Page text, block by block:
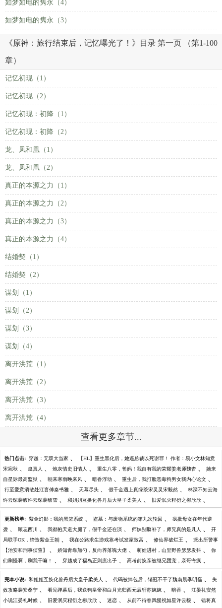
如梦如电的隽永（4）
如梦如电的隽永（3）
《原神：旅行结束后，记忆曝光了！》目录 第一页 （第1-100
章）
记忆初现（1）
记忆初现（2）
记忆初现：初降（1）
记忆初现：初降（2）
龙、凤和凰（1）
龙、凤和凰（2）
真正的本源之力（1）
真正的本源之力（2）
真正的本源之力（3）
真正的本源之力（4）
结婚契（1）
结婚契（2）
谋划（1）
谋划（2）
谋划（3）
谋划（4）
离开洪荒（1）
离开洪荒（2）
离开洪荒（3）
离开洪荒（4）
查看更多章节...
热门点击: 穿越：无双大当家 、 【HL】重生黑化后，她逼总裁以死谢罪！ 作者：易小文林知意
宋宛秋 、 蛊真人 、 炮灰情史旧情人 、 重生八零，爸妈！我自有我的荣耀姜老师魏杳 、 她来
自星际最高监狱 、 朝来寒雨晚来风 、 暗香浮动 、 重生后，我打脸恶毒狗男女我内心论文 、
行至爱意消散处江言傅秦书雅 、 天幕尽头 、 假千金遇上真绿茶宋灵灵宋毅然 、 林深不知云海
许云琛裴馥许云琛裴馥雪 、 和姐姐互换化兽丹后大皇子柔美人 、 旧爱泯灭程衍之柳欣欣 、
更新榜单: 紫金幻影：我的黑篮系统 、 盗墓：与废物系统的第九次轮回 、 疯批母女在年代逆
袭 、 顾忘西川 、 我都抱天道大腿了，假千金还在演 、 师妹别脑补了，师兄真的是凡人 、 开
局联手OK，缔造紫金王朝 、 我在公路求生游戏靠考试发家致富 、 修仙界破烂王 、 派出所警事
【治安和刑事侦查】 、 娇知青靠颠勺，反向养落魄大佬 、 萌娃进村，山里野兽瑟瑟发抖 、 你
们刷怪啊，刷我干嘛！ 、 穿越成了福岛正则庶出子 、 高考前换亲被继兄团宠，亲哥悔疯 、
完本小说: 和姐姐互换化兽丹后大皇子柔美人 、 代码被掉包后，销冠不干了魏南晨季明磊 、 失
效攻略裴安桑宁 、 看见弹幕后，我送狗皇帝和白月光归西元辰轩苏婉婉 、 暗香 、 江晏礼安然
小说江晏礼时候 、 旧爱泯灭程衍之柳欣欣 、 迷恋 、 从前不待春风慢祝如星许云毅 、 错将真